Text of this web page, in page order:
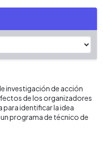
investigación de acción
de los organizadores
identificar la idea
programa de técnico de